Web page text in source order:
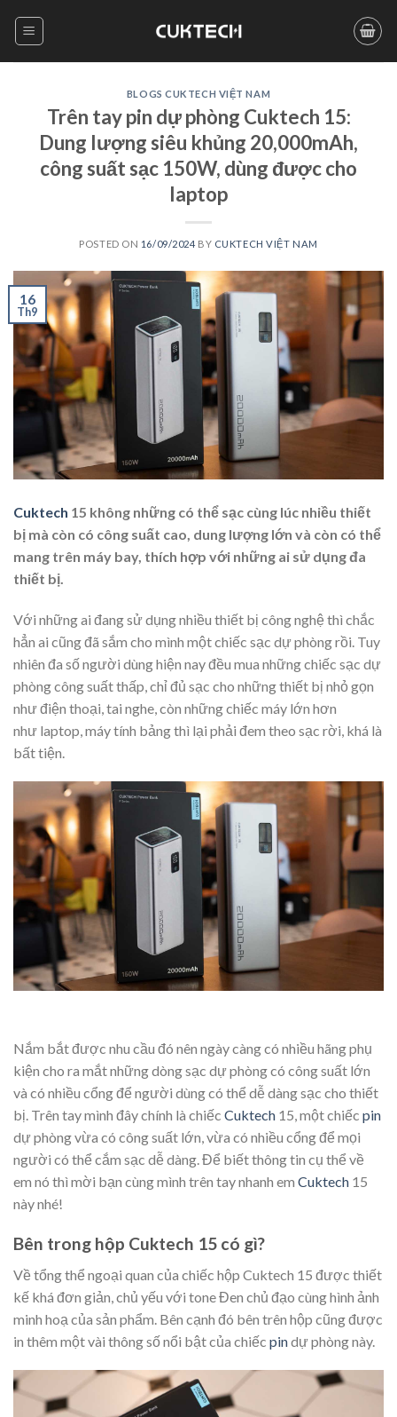
BLOGS CUKTECH VIỆT NAM
Trên tay pin dự phòng Cuktech 15:
Dung lượng siêu khủng 20,000mAh,
công suất sạc 150W, dùng được cho
laptop
POSTED ON 16/09/2024 BY CUKTECH VIỆT NAM
16
Th9
Cuktech 15 không những có thể sạc cùng lúc nhiều thiết
bị mà còn có công suất cao, dung lượng lớn và còn có thể
mang trên máy bay, thích hợp với những ai sử dụng đa
thiết bị.
Với những ai đang sử dụng nhiều thiết bị công nghệ thì chắc
hẳn ai cũng đã sắm cho mình một chiếc sạc dự phòng rồi. Tuy
nhiên đa số người dùng hiện nay đều mua những chiếc sạc dự
phòng công suất thấp, chỉ đủ sạc cho những thiết bị nhỏ gọn
như điện thoại, tai nghe, còn những chiếc máy lớn hơn
như laptop, máy tính bảng thì lại phải đem theo sạc rời, khá là
bất tiện.
Nắm bắt được nhu cầu đó nên ngày càng có nhiều hãng phụ
kiện cho ra mắt những dòng sạc dự phòng có công suất lớn
và có nhiều cổng để người dùng có thể dễ dàng sạc cho thiết
bị. Trên tay mình đây chính là chiếc Cuktech 15, một chiếc pin
dự phòng vừa có công suất lớn, vừa có nhiều cổng để mọi
người có thể cắm sạc dễ dàng. Để biết thông tin cụ thể về
em nó thì mời bạn cùng mình trên tay nhanh em Cuktech 15
này nhé!
Bên trong hộp Cuktech 15 có gì?
Về tổng thể ngoại quan của chiếc hộp Cuktech 15 được thiết
kế khá đơn giản, chủ yếu với tone Đen chủ đạo cùng hình ảnh
minh hoạ của sản phẩm. Bên cạnh đó bên trên hộp cũng được
in thêm một vài thông số nổi bật của chiếc pindự phòng này.